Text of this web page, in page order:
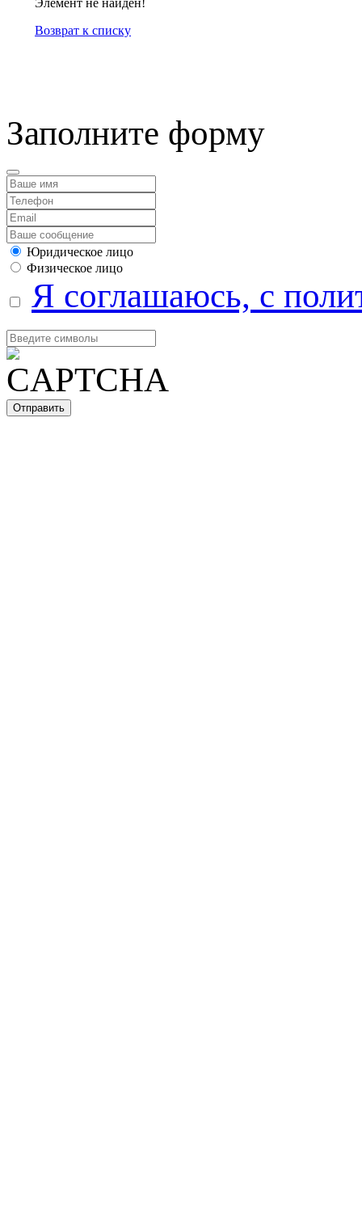
Возврат к списку
Заполните форму
Юридическое лицо
Физическое лицо
Я соглашаюсь, с